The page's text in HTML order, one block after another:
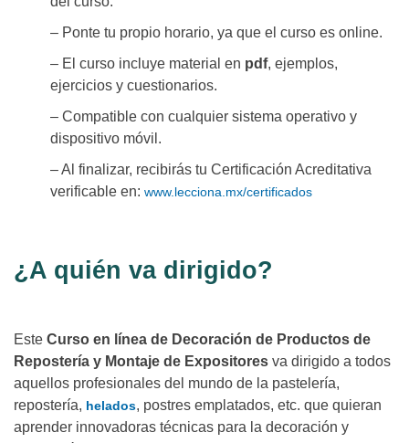
– Ponte tu propio horario, ya que el curso es online.
– El curso incluye material en pdf, ejemplos,
ejercicios y cuestionarios.
– Compatible con cualquier sistema operativo y
dispositivo móvil.
– Al finalizar, recibirás tu Certificación Acreditativa
verificable en: www.lecciona.mx/certificados
¿A quién va dirigido?
Este Curso en línea de Decoración de Productos de
Repostería y Montaje de Expositores va dirigido a todos
aquellos profesionales del mundo de la pastelería,
repostería, helados, postres emplatados, etc. que quieran
aprender innovadoras técnicas para la decoración y